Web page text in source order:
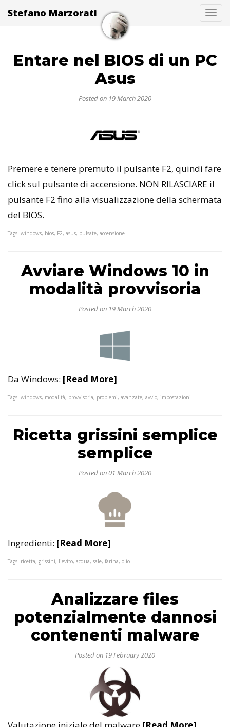
Stefano Marzorati
Entare nel BIOS di un PC
Asus
Posted on 19 March 2020
Premere e tenere premuto il pulsante F2, quindi fare
click sul pulsante di accensione. NON RILASCIARE il
pulsante F2 fino alla visualizzazione della schermata
del BIOS.
Tags: windows, bios, F2, asus, pulsate, accensione
Avviare Windows 10 in
modalità provvisoria
Posted on 19 March 2020
Da Windows: [Read More]
Tags: windows, modalità, provvisoria, problemi, avanzate, avvio, impostazioni
Ricetta grissini semplice
semplice
Posted on 01 March 2020
Ingredienti: [Read More]
Tags: ricetta, grissini, lievito, acqua, sale, farina, olio
Analizzare files
potenzialmente dannosi
contenenti malware
Posted on 19 February 2020